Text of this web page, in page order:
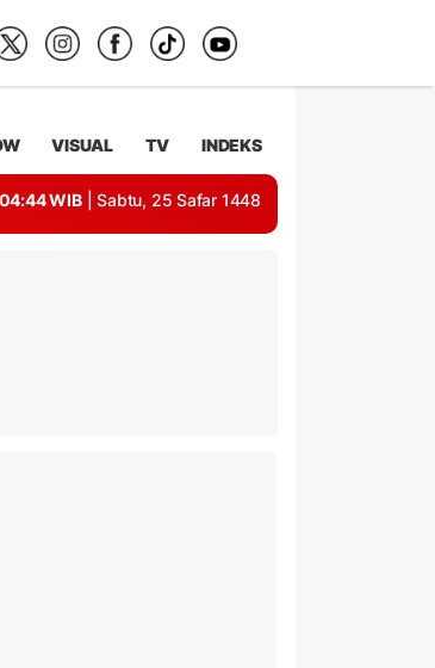
VISUAL TV INDEKS
04:44 WIB | Sabtu, 25 Safar 1448